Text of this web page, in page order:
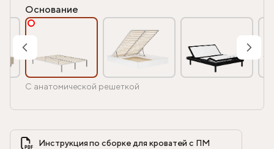
Основание
С анатомической решеткой
Инструкция по сборке для кроватей с ПМ